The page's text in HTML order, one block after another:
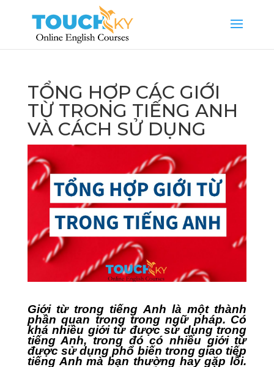
TỔNG HỢP CÁC GIỚI
TỪ TRONG TIẾNG ANH
VÀ CÁCH SỬ DỤNG
Giới từ trong tiếng Anh là một thành
phần quan trong trong ngữ pháp. Có
khá nhiều giới từ được sử dụng trong
tiếng Anh, trong đó có nhiều giới từ
được sử dụng phổ biến trong giao tiếp
tiếng Anh mà bạn thường hay gặp lỗi.